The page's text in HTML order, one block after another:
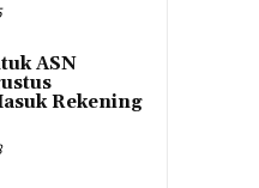
ASN
Rekening